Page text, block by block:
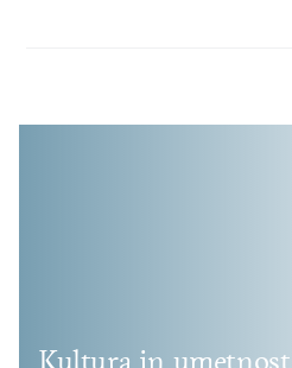
Kultura in umetnost